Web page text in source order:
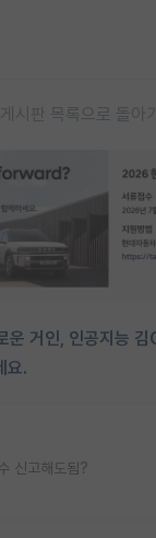
게시판 목록으로 돌아
운 거인, 인공지능 김
요.
신고해도됨?